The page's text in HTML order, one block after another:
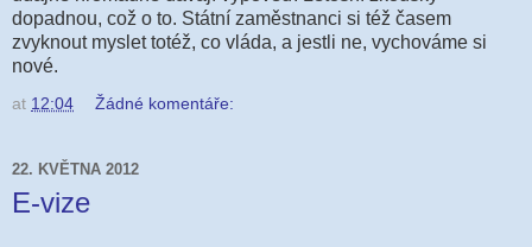
dopadnou, což o to. Státní zaměstnanci si též časem
zvyknout myslet totéž, co vláda, a jestli ne, vychováme si
nové.
at 12:04 Žádné komentáře:
22. KVĚTNA 2012
E-vize